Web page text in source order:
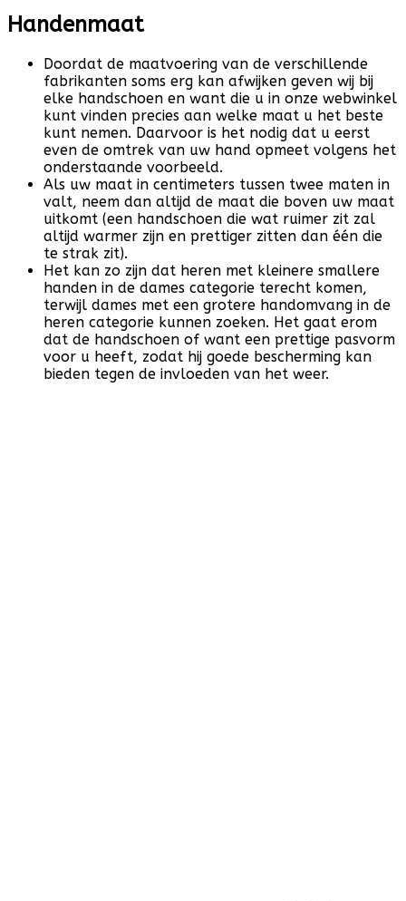
Handenmaat
Doordat de maatvoering van de verschillende
fabrikanten soms erg kan afwijken geven wij bij
elke handschoen en want die u in onze webwinkel
kunt vinden precies aan welke maat u het beste
kunt nemen. Daarvoor is het nodig dat u eerst
even de omtrek van uw hand opmeet volgens het
onderstaande voorbeeld.
Als uw maat in centimeters tussen twee maten in
valt, neem dan altijd de maat die boven uw maat
uitkomt (een handschoen die wat ruimer zit zal
altijd warmer zijn en prettiger zitten dan één die
te strak zit).
Het kan zo zijn dat heren met kleinere smallere
handen in de dames categorie terecht komen,
terwijl dames met een grotere handomvang in de
heren categorie kunnen zoeken. Het gaat erom
dat de handschoen of want een prettige pasvorm
voor u heeft, zodat hij goede bescherming kan
bieden tegen de invloeden van het weer.